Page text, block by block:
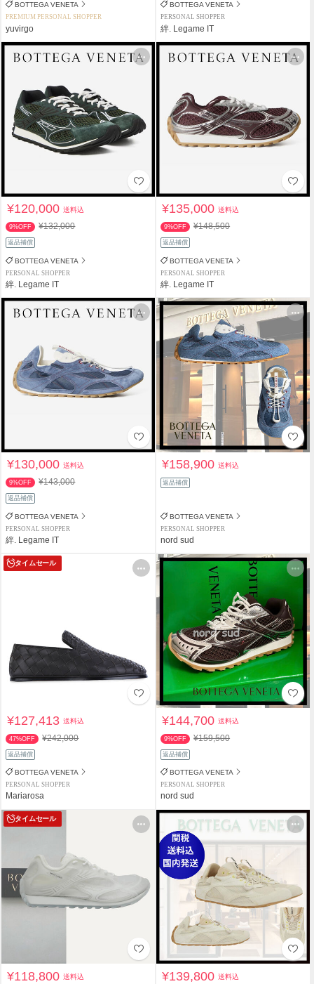
BOTTEGA VENETA
PREMIUM PERSONAL SHOPPER
yuvirgo
BOTTEGA VENETA
PERSONAL SHOPPER
絆. Legame IT
¥120,000送料込
9%OFF ¥132,000
返品補償
BOTTEGA VENETA
PERSONAL SHOPPER
絆. Legame IT
¥135,000送料込
9%OFF ¥148,500
返品補償
BOTTEGA VENETA
PERSONAL SHOPPER
絆. Legame IT
¥130,000送料込
9%OFF ¥143,000
返品補償
BOTTEGA VENETA
PERSONAL SHOPPER
絆. Legame IT
¥158,900送料込
返品補償
BOTTEGA VENETA
PERSONAL SHOPPER
nord sud
タイムセール
¥127,413送料込
47%OFF ¥242,000
返品補償
BOTTEGA VENETA
PERSONAL SHOPPER
Mariarosa
¥144,700送料込
9%OFF ¥159,500
返品補償
BOTTEGA VENETA
PERSONAL SHOPPER
nord sud
タイムセール
¥118,800送料込 ¥139,800送料込